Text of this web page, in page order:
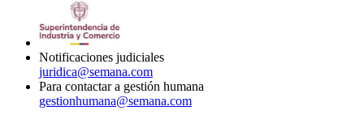
Notificaciones judiciales
juridica@semana.com
Para contactar a gestión humana
gestionhumana@semana.com